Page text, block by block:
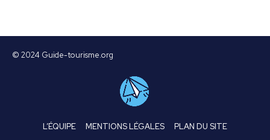
© 2024 Guide-tourisme.org
L’ÉQUIPE MENTIONS LÉGALES PLAN DU SITE